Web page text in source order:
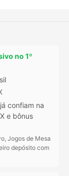
no 1º
confiam na
e bônus
Jogos de Mesa
depósito com